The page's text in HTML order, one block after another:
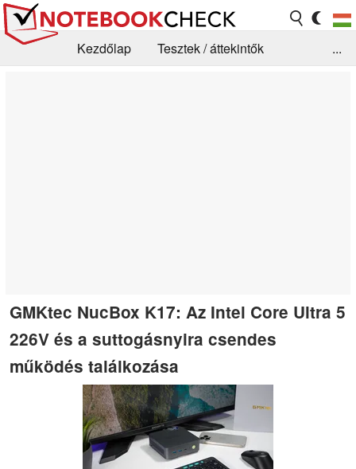
Kezdőlap
Tesztek / áttekintők
...
GMKtec NucBox K17: Az Intel Core Ultra 5
226V és a suttogásnyira csendes
működés találkozása